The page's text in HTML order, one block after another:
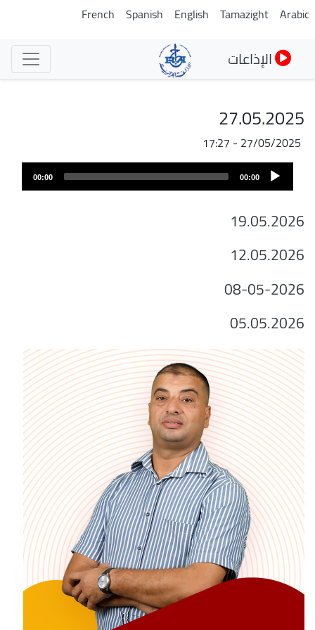
تجاوز
Arabic
Tamazight
English
Spanish
French
الإذاعات
27.05.2025
27/05/2025 - 17:27
ملف
الصوت
Audio
Player
00:00
00:00
19.05.2026
12.05.2026
08-05-2026
05.05.2026